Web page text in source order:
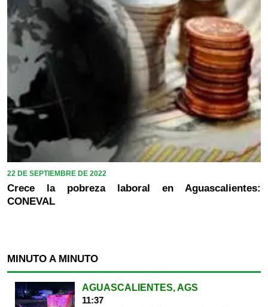
22 DE SEPTIEMBRE DE 2022
Crece la pobreza laboral en Aguascalientes:
CONEVAL
MINUTO A MINUTO
AGUASCALIENTES, AGS
11:37